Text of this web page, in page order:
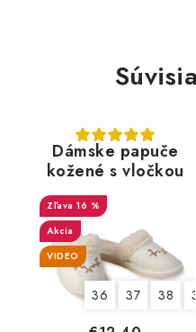
Dámske papuče
kožené s vločkou
16 %
Akcia
VIDEO
36 37 38